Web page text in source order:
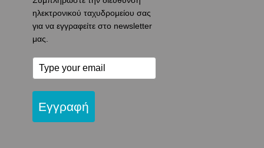
ηλεκτρονικού ταχυδρομείου σας
για να εγγραφείτε στο newsletter
μας.
Εγγραφή